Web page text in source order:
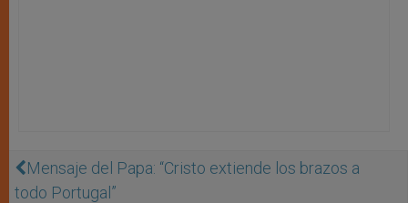
Mensaje del Papa: “Cristo extiende los brazos a
todo Portugal”